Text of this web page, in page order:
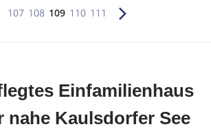
107 108 109 110 111
Einfamilienhaus
nahe Kaulsdorfer See